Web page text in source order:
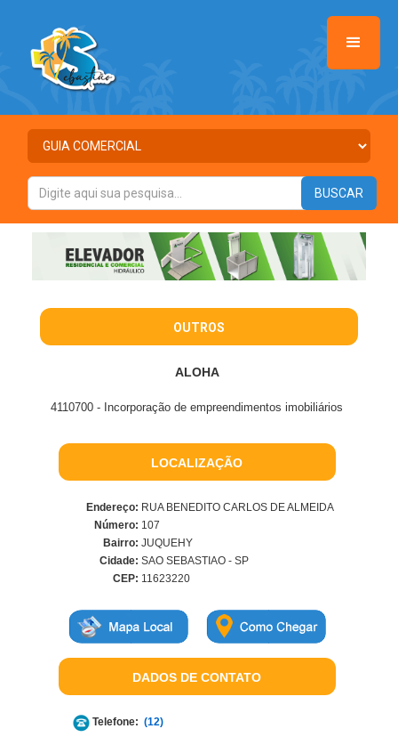
OUTROS
ALOHA
4110700 - Incorporação de empreendimentos imobiliários
LOCALIZAÇÃO
Endereço: RUA BENEDITO CARLOS DE ALMEIDA
Número: 107
Bairro: JUQUEHY
Cidade: SAO SEBASTIAO - SP
CEP: 11623220
DADOS DE CONTATO
Telefone: (12)